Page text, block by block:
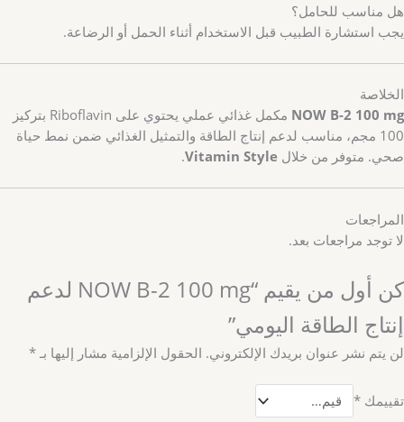
هل مناسب للحامل؟
يجب استشارة الطبيب قبل الاستخدام أثناء الحمل أو الرضاعة.
الخلاصة
NOW B-2 100 mg
مكمل غذائي عملي يحتوي على Riboflavin بتركيز
100 مجم، مناسب لدعم إنتاج الطاقة والتمثيل الغذائي ضمن نمط حياة
صحي. متوفر من خلال Vitamin Style
.
المراجعات
لا توجد مراجعات بعد.
كن أول من يقيم “NOW B-2 100 mg لدعم
إنتاج الطاقة اليومي”
لن يتم نشر عنوان بريدك الإلكتروني. الحقول الإلزامية مشار إليها بـ *
تقييمك *